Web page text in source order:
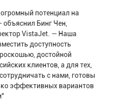
потенциал на
объяснил Бинг Чен,
VistaJet. — Наша
доступность
достойной
клиентов, а для тех,
с нами, готовы
эффективных вариантов